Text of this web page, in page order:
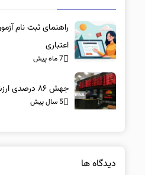
راهنمای ثبت نام
اعتباری
7 ماه پیش
جهش ۸۶ درصدی ارزش معاملات بورس مازندران
5 سال پیش
دیدگاه ها